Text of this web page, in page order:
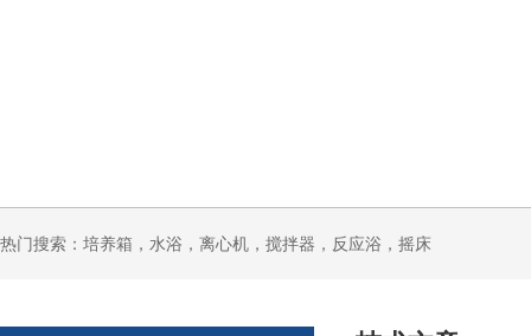
热门搜索：培养箱，水浴，离心机，搅拌器，反应浴，摇床